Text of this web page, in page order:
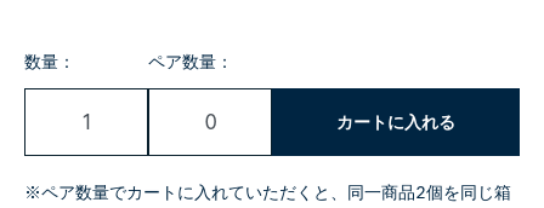
数量： ペア数量：
カートに入れる
※ペア数量でカートに入れていただくと、同一商品2個を同じ箱